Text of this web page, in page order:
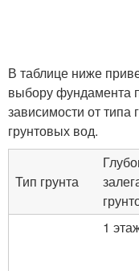
В таблице ниже
выбору фундамента
зависимости от типа
грунтовых вод.
Тип грунта
1